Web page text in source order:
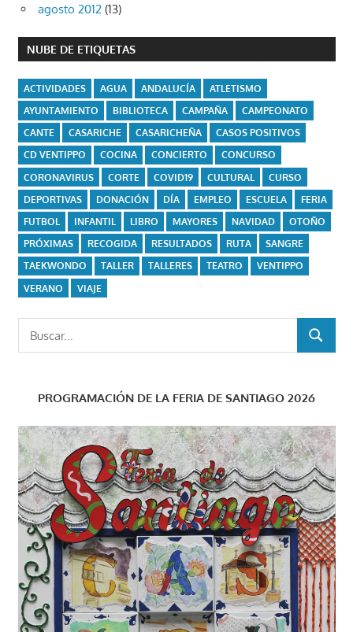
agosto 2012 (13)
NUBE DE ETIQUETAS
ACTIVIDADES AGUA ANDALUCÍA
ATLETISMO
AYUNTAMIENTO
BIBLIOTECA CAMPAÑA
CAMPEONATO
CANTE
CASARICHE CASARICHEÑA
CASOS POSITIVOS
CD VENTIPPO
COCINA CONCIERTO
CONCURSO
CORONAVIRUS
CORTE COVID19 CULTURAL
CURSO
DEPORTIVAS
DONACIÓN DÍA EMPLEO ESCUELA
FERIA
FUTBOL
INFANTIL LIBRO MAYORES NAVIDAD
OTOÑO
PRÓXIMAS
RECOGIDA RESULTADOS RUTA
SANGRE
TAEKWONDO
TALLER TALLERES TEATRO
VENTIPPO
VERANO
VIAJE
BUSCAR
PROGRAMACIÓN DE LA FERIA DE SANTIAGO 2026